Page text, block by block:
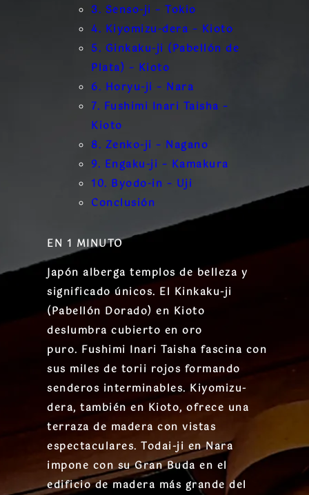
3. Senso-ji – Tokio
4. Kiyomizu-dera – Kioto
5. Ginkaku-ji (Pabellón de
Plata) – Kioto
6. Horyu-ji – Nara
7. Fushimi Inari Taisha –
Kioto
8. Zenko-ji – Nagano
9. Engaku-ji – Kamakura
10. Byodo-in – Uji
Conclusión
EN 1 MINUTO
Japón alberga templos de belleza y
significado únicos. El Kinkaku-ji
(Pabellón Dorado) en Kioto
deslumbra cubierto en oro
puro. Fushimi Inari Taisha fascina con
sus miles de torii rojos formando
senderos interminables. Kiyomizu-
dera, también en Kioto, ofrece una
terraza de madera con vistas
espectaculares. Todai-ji en Nara
impone con su Gran Buda en el
edificio de madera más grande del